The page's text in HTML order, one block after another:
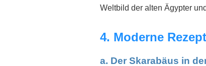
Weltbild der alten Ägypter
4. Moderne
a. Der Skarabäus in